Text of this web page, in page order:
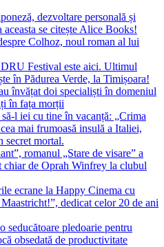
dezvoltare personală și
se citește Alice Books!
Colhoz, noul roman al lui
Festival este aici. Ultimul
în Pădurea Verde, la Timișoara!
învățat doi specialiști în domeniul
în fața morții
l iei cu tine în vacanță: „Crima
mai frumoasă insulă a Italiei,
secret mortal.
romanul „Stare de visare” a
chiar de Oprah Winfrey la clubul
ecrane la Happy Cinema cu
dedicat celor 20 de ani
seducătoare pledoarie pentru
obsedată de productivitate